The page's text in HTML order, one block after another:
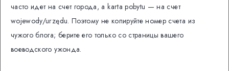
часто идет на счет города, а karta pobytu — на счет
wojewody/urzędu. Поэтому не копируйте номер счета из
чужого блога; берите его только со страницы вашего
воеводского ужонда.